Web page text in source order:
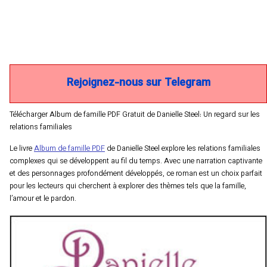
Rejoignez-nous sur Telegram
Télécharger Album de famille PDF Gratuit de Danielle Steel: Un regard sur les
relations familiales
Le livreAlbum de famille PDF de Danielle Steel explore les relations familiales
complexes qui se développent au fil du temps. Avec une narration captivante
et des personnages profondément développés, ce roman est un choix parfait
pour les lecteurs qui cherchent à explorer des thèmes tels que la famille,
l’amour et le pardon.